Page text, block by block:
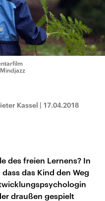
Kassel | 17.04.2018
des freien Lernens? In
das Kind den Weg
draußen gespielt